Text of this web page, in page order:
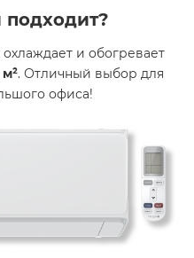
и обогревает
. Отличный выбор для
офиса!